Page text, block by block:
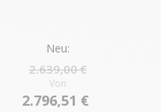
Neu:
2.639,00 €
Von
2.796,51 €